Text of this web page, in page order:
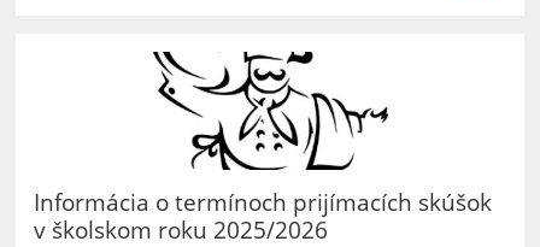
Informácia o termínoch prijímacích skúšok
v školskom roku 2025/2026